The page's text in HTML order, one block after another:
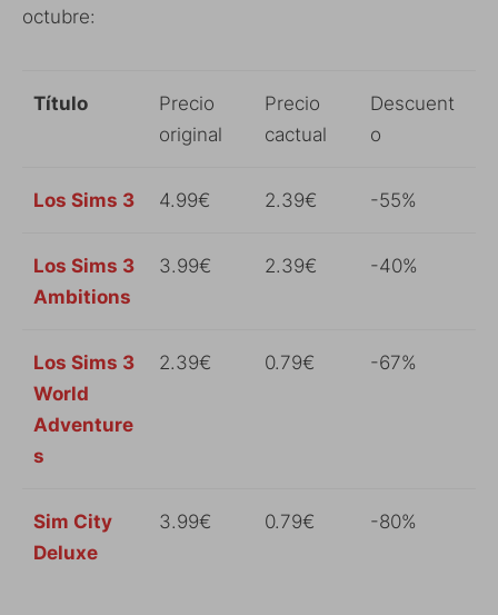
octubre:
Título
Precio
original
Precio
cactual
Descuent
o
Los Sims 3 4.99€ 2.39€ -55%
Los Sims 3
Ambitions
3.99€ 2.39€ -40%
Los Sims 3
World
Adventure
s
2.39€ 0.79€ -67%
Sim City
Deluxe
3.99€ 0.79€ -80%